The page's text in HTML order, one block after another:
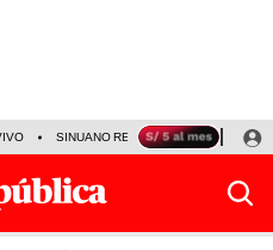
SINUANO RESULTADOS HOY